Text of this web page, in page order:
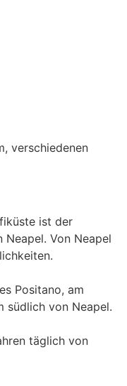
verschiedenen
ist der
Von Neapel
Positano, am
südlich von Neapel.
täglich von